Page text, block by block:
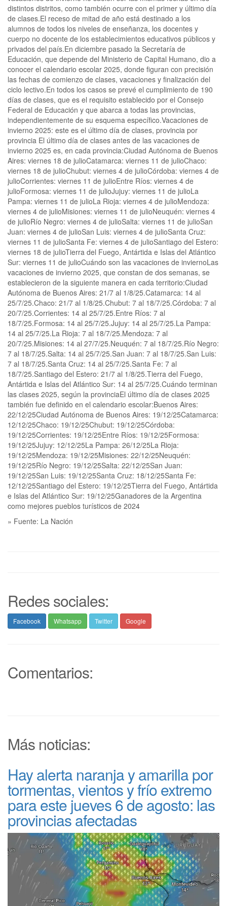
distintos distritos, como también ocurre con el primer y último día
de clases.El receso de mitad de año está destinado a los
alumnos de todos los niveles de enseñanza, los docentes y
cuerpo no docente de los establecimientos educativos públicos y
privados del país.En diciembre pasado la Secretaría de
Educación, que depende del Ministerio de Capital Humano, dio a
conocer el calendario escolar 2025, donde figuran con precisión
las fechas de comienzo de clases, vacaciones y finalización del
ciclo lectivo.En todos los casos se prevé el cumplimiento de 190
días de clases, que es el requisito establecido por el Consejo
Federal de Educación y que abarca a todas las provincias,
independientemente de su esquema específico.Vacaciones de
invierno 2025: este es el último día de clases, provincia por
provincia El último día de clases antes de las vacaciones de
invierno 2025 es, en cada provincia:Ciudad Autónoma de Buenos
Aires: viernes 18 de julioCatamarca: viernes 11 de julioChaco:
viernes 18 de julioChubut: viernes 4 de julioCórdoba: viernes 4 de
julioCorrientes: viernes 11 de julioEntre Ríos: viernes 4 de
julioFormosa: viernes 11 de julioJujuy: viernes 11 de julioLa
Pampa: viernes 11 de julioLa Rioja: viernes 4 de julioMendoza:
viernes 4 de julioMisiones: viernes 11 de julioNeuquén: viernes 4
de julioRío Negro: viernes 4 de julioSalta: viernes 11 de julioSan
Juan: viernes 4 de julioSan Luis: viernes 4 de julioSanta Cruz:
viernes 11 de julioSanta Fe: viernes 4 de julioSantiago del Estero:
viernes 18 de julioTierra del Fuego, Antártida e Islas del Atlántico
Sur: viernes 11 de julioCuándo son las vacaciones de inviernoLas
vacaciones de invierno 2025, que constan de dos semanas, se
establecieron de la siguiente manera en cada territorio:Ciudad
Autónoma de Buenos Aires: 21/7 al 1/8/25.Catamarca: 14 al
25/7/25.Chaco: 21/7 al 1/8/25.Chubut: 7 al 18/7/25.Córdoba: 7 al
20/7/25.Corrientes: 14 al 25/7/25.Entre Ríos: 7 al
18/7/25.Formosa: 14 al 25/7/25.Jujuy: 14 al 25/7/25.La Pampa:
14 al 25/7/25.La Rioja: 7 al 18/7/25.Mendoza: 7 al
20/7/25.Misiones: 14 al 27/7/25.Neuquén: 7 al 18/7/25.Río Negro:
7 al 18/7/25.Salta: 14 al 25/7/25.San Juan: 7 al 18/7/25.San Luis:
7 al 18/7/25.Santa Cruz: 14 al 25/7/25.Santa Fe: 7 al
18/7/25.Santiago del Estero: 21/7 al 1/8/25.Tierra del Fuego,
Antártida e Islas del Atlántico Sur: 14 al 25/7/25.Cuándo terminan
las clases 2025, según la provinciaEl último día de clases 2025
también fue definido en el calendario escolar:Buenos Aires:
22/12/25Ciudad Autónoma de Buenos Aires: 19/12/25Catamarca:
12/12/25Chaco: 19/12/25Chubut: 19/12/25Córdoba:
19/12/25Corrientes: 19/12/25Entre Ríos: 19/12/25Formosa:
19/12/25Jujuy: 12/12/25La Pampa: 26/12/25La Rioja:
19/12/25Mendoza: 19/12/25Misiones: 22/12/25Neuquén:
19/12/25Río Negro: 19/12/25Salta: 22/12/25San Juan:
19/12/25San Luis: 19/12/25Santa Cruz: 18/12/25Santa Fe:
12/12/25Santiago del Estero: 19/12/25Tierra del Fuego, Antártida
e Islas del Atlántico Sur: 19/12/25Ganadores de la Argentina
como mejores pueblos turísticos de 2024
» Fuente: La Nación
Redes sociales:
Facebook Whatsapp Twitter Google
Comentarios:
Más noticias:
Hay alerta naranja y amarilla por
tormentas, vientos y frío extremo
para este jueves 6 de agosto: las
provincias afectadas